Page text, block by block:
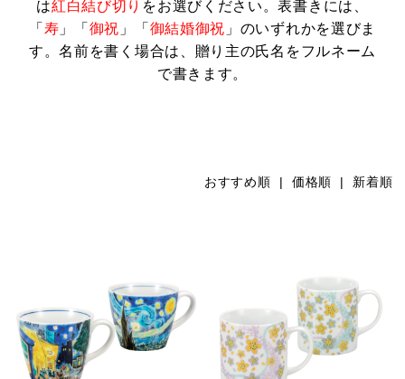
は紅白結び切り をお選びください。表書きには、
「 寿 」「 御祝 」「 御結婚御祝 」のいずれかを選びま
す。名前を書く場合は、贈り主の氏名をフルネーム
で書きます。
おすすめ順 | 価格順 | 新着順